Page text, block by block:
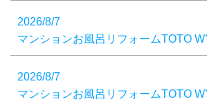
2026/8/7
マンションお風呂リフォームTOTO
2026/8/7
マンションお風呂リフォームTOTO